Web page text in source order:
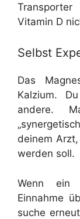
Vitamin D
Selbst
Das
Kalzium.
andere.
deinem
werden soll.
Wenn ein
Einnahme
suche